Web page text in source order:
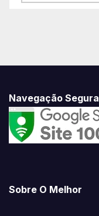
Conosco
Navegação Segura
Sobre O Melhor